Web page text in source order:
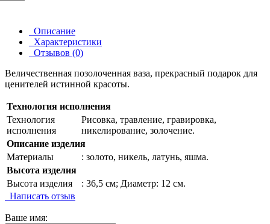
Описание
Характеристики
Отзывов (0)
Величественная позолоченная ваза, прекрасный подарок для
ценителей истинной красоты.
Технология исполнения
Технология
исполнения
Рисовка, травление, гравировка,
никелирование, золочение.
Описание изделия
Материалы
: золото, никель, латунь, яшма.
Высота изделия
Высота изделия
: 36,5 см; Диаметр: 12 см.
Написать отзыв
Ваше имя: